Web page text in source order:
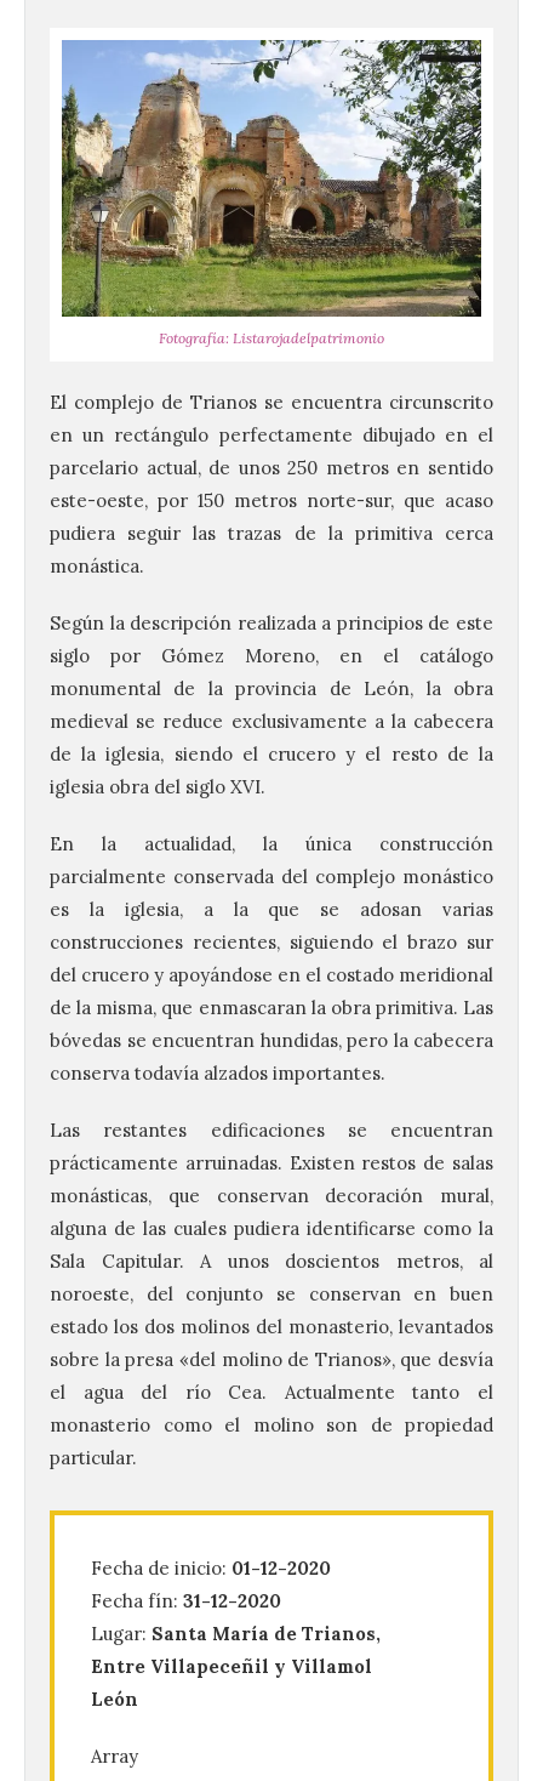
Fotografía: Listarojadelpatrimonio
El complejo de Trianos se encuentra circunscrito
en un rectángulo perfectamente dibujado en el
parcelario actual, de unos 250 metros en sentido
este-oeste, por 150 metros norte-sur, que acaso
pudiera seguir las trazas de la primitiva cerca
monástica.
Según la descripción realizada a principios de este
siglo por Gómez Moreno, en el catálogo
monumental de la provincia de León, la obra
medieval se reduce exclusivamente a la cabecera
de la iglesia, siendo el crucero y el resto de la
iglesia obra del siglo XVI.
En la actualidad, la única construcción
parcialmente conservada del complejo monástico
es la iglesia, a la que se adosan varias
construcciones recientes, siguiendo el brazo sur
del crucero y apoyándose en el costado meridional
de la misma, que enmascaran la obra primitiva. Las
bóvedas se encuentran hundidas, pero la cabecera
conserva todavía alzados importantes.
Las restantes edificaciones se encuentran
prácticamente arruinadas. Existen restos de salas
monásticas, que conservan decoración mural,
alguna de las cuales pudiera identificarse como la
Sala Capitular. A unos doscientos metros, al
noroeste, del conjunto se conservan en buen
estado los dos molinos del monasterio, levantados
sobre la presa «del molino de Trianos», que desvía
el agua del río Cea. Actualmente tanto el
monasterio como el molino son de propiedad
particular.
Fecha de inicio: 01-12-2020
Fecha fín: 31-12-2020
Lugar: Santa María de Trianos,
Entre Villapeceñil y Villamol
León
Array
El Mercado Medieval abre
con más de 60 puestos y
un amplio programa de
animación.